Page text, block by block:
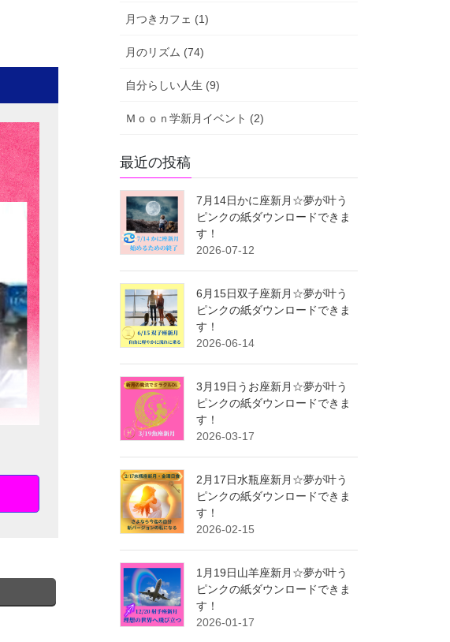
月つきカフェ (1)
月のリズム (74)
自分らしい人生 (9)
Ｍｏｏｎ学新月イベント (2)
最近の投稿
7月14日かに座新月☆夢が叶う
ピンクの紙ダウンロードできま
す！
2026-07-12
6月15日双子座新月☆夢が叶う
ピンクの紙ダウンロードできま
す！
2026-06-14
3月19日うお座新月☆夢が叶う
ピンクの紙ダウンロードできま
す！
2026-03-17
2月17日水瓶座新月☆夢が叶う
ピンクの紙ダウンロードできま
す！
2026-02-15
1月19日山羊座新月☆夢が叶う
ピンクの紙ダウンロードできま
す！
2026-01-17